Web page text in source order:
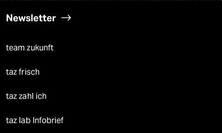
Newsletter
team zukunft
taz frisch
taz zahl ich
taz lab Infobrief